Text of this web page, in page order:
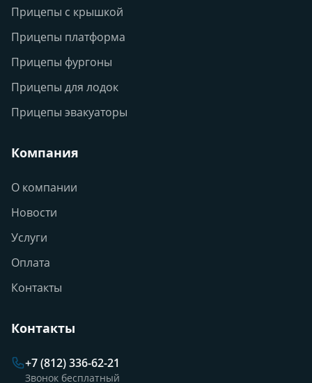
Прицепы с крышкой
Прицепы платформа
Прицепы фургоны
Прицепы для лодок
Прицепы эвакуаторы
Компания
О компании
Новости
Услуги
Оплата
Контакты
Контакты
+7 (812) 336-62-21
Звонок бесплатный